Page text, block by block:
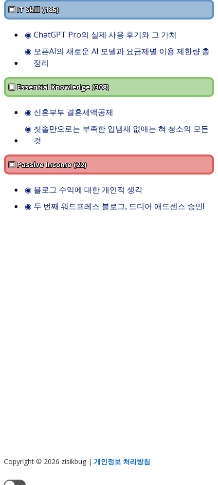
▣ IT Skill (185)
◉ ChatGPT Pro의 실제 사용 후기와 그 가치
◉ 오픈AI의 새로운 AI 모델과 요금제별 이용 제한량 총
정리
▣ Essential Knowledge (308)
◉ 신혼부부 결혼세액공제
◉ 칫솔만으로는 부족한 입냄새 없애는 혀 청소의 모든
것
▣ Passive Income (22)
◉ 블로그 수익에 대한 개인적 생각
◉ 두 번째 워드프레스 블로그, 드디어 애드센스 승인!
Copyright © 2026 zisikbug | 개인정보 처리방침